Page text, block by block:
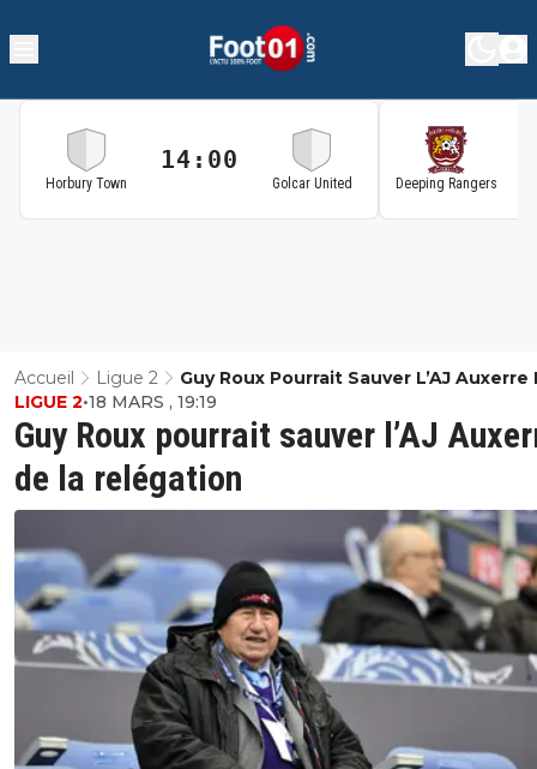
Horbury Town
14:00
Golcar United Deeping Rangers
Accueil Ligue 2
Guy Roux Pourrait Sauver L’AJ Auxerre
Relégation
Guy Roux pourrait sauver l’AJ
de la relégation
LIGUE 2•18 MARS , 19:19